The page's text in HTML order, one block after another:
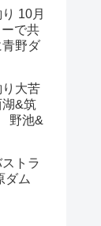
10月
で共
野ダ
大苦
&筑
池&
ストラ
ダム